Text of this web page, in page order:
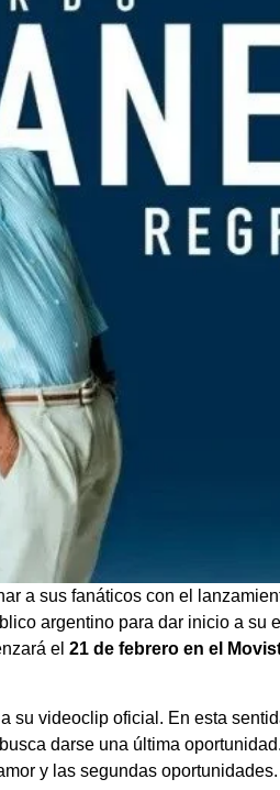
a sus fanáticos con el
argentino para dar inicio a su
el 21 de febrero en el
su videoclip oficial. En esta
darse una última
y las segundas oportunidades.